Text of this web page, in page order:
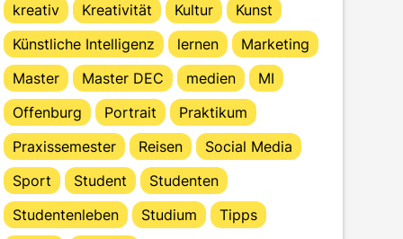
kreativ
Kreativität Kultur
Kunst
Künstliche Intelligenz
lernen
Marketing
Master
Master DEC medien
MI
Offenburg
Portrait
Praktikum
Praxissemester
Reisen
Social Media
Sport
Student
Studenten
Studentenleben
Studium
Tipps